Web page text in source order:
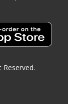
Reserved.